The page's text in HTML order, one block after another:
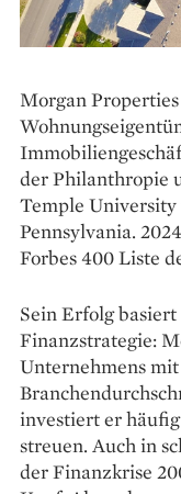
Morgan
der Philanthropie
Temple
Pennsylvania.
Forbes 400 Liste
Sein Erfolg
Finanzstrategie:
Unternehmens
investiert er
streuen. Auch in
der Finanzkrise